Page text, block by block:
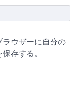
ラウザーに自分の
存する。